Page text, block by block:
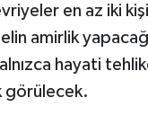
en az iki
amirlik
hayati
görülecek.